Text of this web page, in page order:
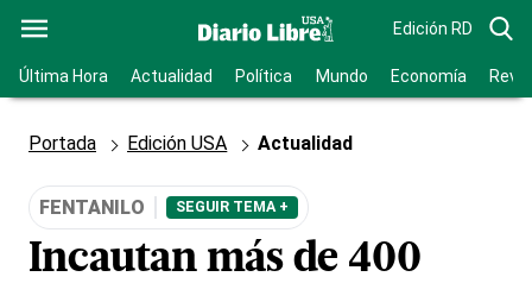
Edición RD
Última Hora Actualidad Política Mundo Economía
Portada Edición USA Actualidad
FENTANILO SEGUIR TEMA +
Incautan más de 400